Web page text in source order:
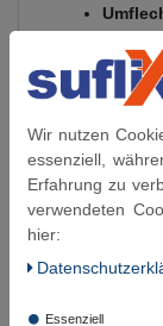
+90 °C
aus
Die Länge
Dichtfläche
Wir nutzen
essenziell,
Erfahrung zu
verwendeten
hier:
Essenziell